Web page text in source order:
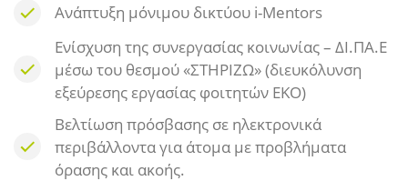
Ανάπτυξη μόνιμου δικτύου i-Mentors
Eνίσχυση της συνεργασίας κοινωνίας – ΔΙ.ΠΑ.Ε
μέσω του θεσμού «ΣΤΗΡΙΖΩ» (διευκόλυνση
εξεύρεσης εργασίας φοιτητών ΕΚΟ)
Βελτίωση πρόσβασης σε ηλεκτρονικά
περιβάλλοντα για άτομα με προβλήματα
όρασης και ακοής.